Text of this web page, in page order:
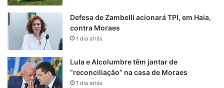
Defesa de Zambelli acionará TPI, em Haia,
contra Moraes
1 dia atrás
Lula e Alcolumbre têm jantar de
“reconciliação” na casa de Moraes
1 dia atrás